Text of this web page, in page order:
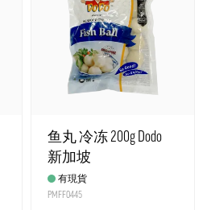
鱼丸 冷冻 200g Dodo
新加坡
有現貨
PMFF0445